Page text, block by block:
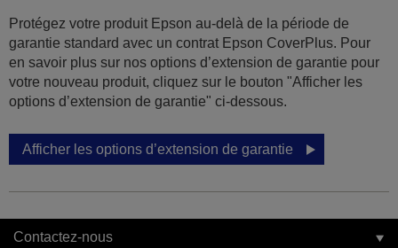
Protégez votre produit Epson au-delà de la période de
garantie standard avec un contrat Epson CoverPlus. Pour
en savoir plus sur nos options d’extension de garantie pour
votre nouveau produit, cliquez sur le bouton "Afficher les
options d’extension de garantie" ci-dessous.
Afficher les options d’extension de garantie
Contactez-nous